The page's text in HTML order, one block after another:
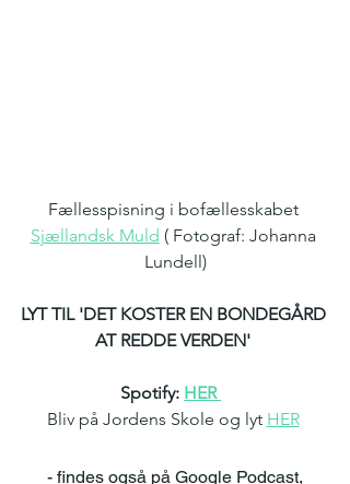
Fællesspisning i bofællesskabet
Sjællandsk Muld ( Fotograf: Johanna
Lundell)
LYT TIL 'DET KOSTER EN BONDEGÅRD
AT REDDE VERDEN'
Spotify: HER
Bliv på Jordens Skole og lyt HER